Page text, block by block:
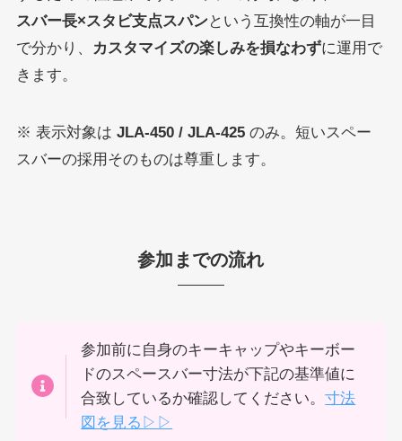
スバー長×スタビ支点スパンという互換性の軸が一目
で分かり、
カスタマイズの楽しみを損なわずに運用で
きます。
※ 表示対象は JLA-450 / JLA-425のみ。短いスペー
スバーの採用そのものは尊重します。
参加までの流れ
参加前に自身のキーキャップやキーボー
ドのスペースバー寸法が下記の基準値に
合致しているか確認してください。寸法
図を見る▷▷